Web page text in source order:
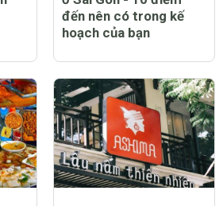
đến nên có trong kế
hoạch của bạn